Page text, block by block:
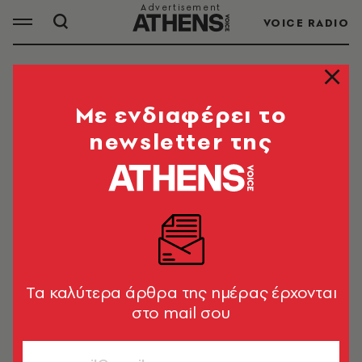
VOICE RADIO
ΜΠΟΥΚΛΑ 99
Μπούκλα 99 - Η Νεφέλη Μεγκ σχολιάζει την
επικαιρότητα στο Podcast της ATHENS VOICE
ΟΛΑ ΤΑ ΑΡΘΡΑ ΤΟΥ TAG
Mε ενδιαφέρει το
newsletter της
Tα καλύτερα άρθρα της ημέρας έρχονται
στο mail σου